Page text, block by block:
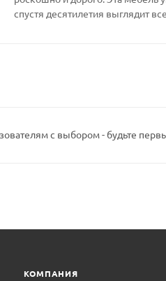
спустя десятилетия выглядит
с выбором - будьте
КОМПАНИЯ